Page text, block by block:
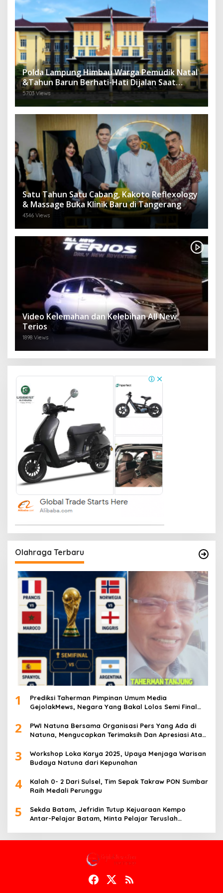
Polda Lampung Himbau Warga Pemudik Natal
&Tahun Barun Berhati-Hati Dijalan Saat
Melintas di -Titik Rawan Kecelakaan
5703 Views
Satu Tahun Satu Cabang, Kakoto Reflexology
& Massage Buka Klinik Baru di Tangerang
4346 Views
Video Kelemahan dan Kelebihan All New
Terios
1898 Views
Olahraga Terbaru
1
Prediksi Taherman Pimpinan Umum Media
GejolakMews, Negara Yang Bakal Lolos Semi Final
2
PWI Natuna Bersama Organisasi Pers Yang Ada di
Natuna, Mengucapkan Terimaksih Dan Apresiasi Atas
dan Insan Pers
3
Workshop Loka Karya 2025, Upaya Menjaga Warisan
Budaya Natuna dari Kepunahan
4
Kalah 0- 2 Dari Sulsel, Tim Sepak Takraw PON Sumbar
Raih Medali Perunggu
5
Sekda Batam, Jefridin Tutup Kejuaraan Kempo
Antar-Pelajar Batam, Minta Pelajar Teruslah